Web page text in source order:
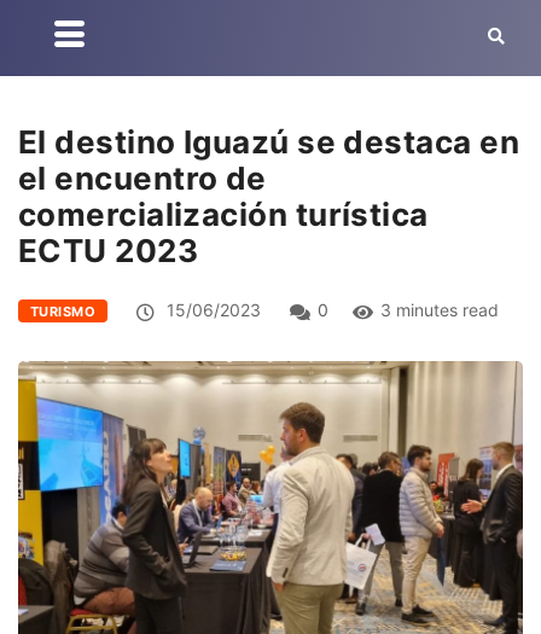
El destino Iguazú se destaca en
el encuentro de
comercialización turística
ECTU 2023
TURISMO 15/06/2023 0 3 minutes read